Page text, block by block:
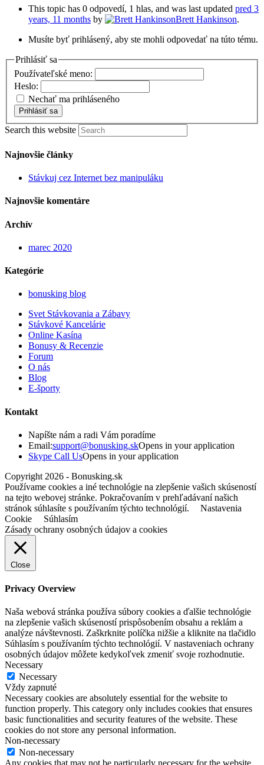
This topic has 0 odpovedí, 1 hlas, and was last updated pred 3
years, 11 months by Brett Hankinson.
Musíte byť prihlásený, aby ste mohli odpovedať na túto tému.
Prihlásiť sa
Používateľské meno:
Heslo:
Nechať ma prihláseného
Prihlásiť sa
Search this website
Najnovšie články
Stávkuj cez Internet bez manipuláku
Najnovšie komentáre
Archív
marec 2020
Kategórie
bonusking blog
Svet Stávkovania a Zábavy
Stávkové Kancelárie
Online Kasína
Bonusy & Recenzie
Forum
O nás
Blog
E-športy
Kontakt
Napíšte nám a radi Vám poradíme
Email:support@bonusking.skOpens in your application
Skype Call UsOpens in your application
Copyright 2026 - Bonusking.sk
Používame cookies a iné technológie na zlepšenie vašich skúseností
na tejto webovej stránke. Pokračovaním v prehľadávaní našich
stránok súhlasíte s používaním týchto technológií.
Nastavenia
Cookie
Súhlasím
Zásady ochrany osobných údajov a cookies
Close
Privacy Overview
Naša webová stránka používa súbory cookies a ďalšie technológie
na zlepšenie vašich skúseností prispôsobením obsahu a reklám a
analýze návštevnosti. Zaškrknite políčka nižšie a kliknite na tlačidlo
Súhlasím s používaním týchto technológií. V nastaveniach ochrany
osobných údajov môžete kedykoľvek zmeniť svoje rozhodnutie.
Necessary
Necessary
Vždy zapnuté
Necessary cookies are absolutely essential for the website to
function properly. This category only includes cookies that ensures
basic functionalities and security features of the website. These
cookies do not store any personal information.
Non-necessary
Non-necessary